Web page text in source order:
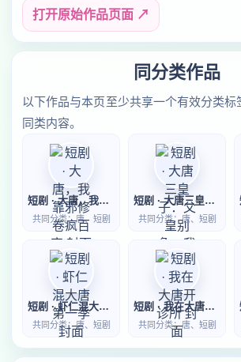
打开原始作品页面 ↗
同分类作品
以下作品与本页至少共享一个有效分类标
同类内容。
短剧 · 大唐，我靠邪修卷疯百官
共同分类：唐、短剧
短剧 · 大唐三皇子：父皇别急，我先落草为寇
共同分类：唐、短剧
短剧 · 虾仁混大唐第一季
共同分类：唐、短剧
短剧 · 我在大唐开诊所
共同分类：唐、短剧